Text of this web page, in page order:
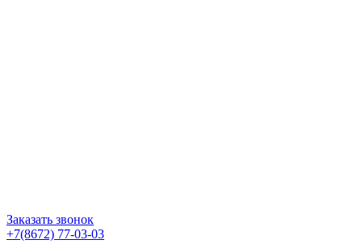
Заказать звонок
+7(8672) 77-03-03